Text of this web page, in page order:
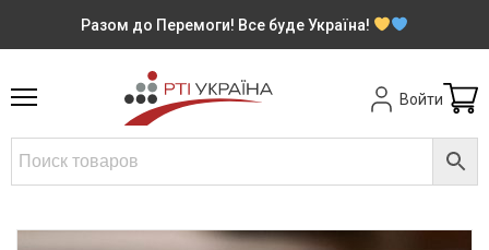
Разом до Перемоги! Все буде Україна!
Войти